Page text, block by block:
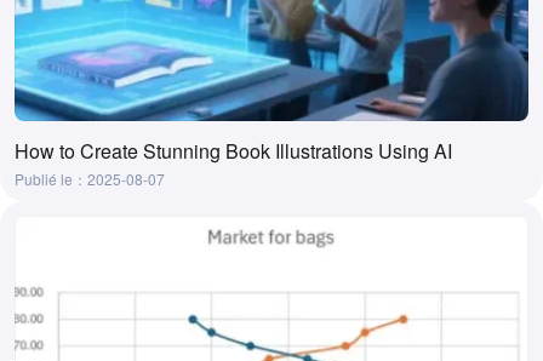
How to Create Stunning Book Illustrations Using AI
Publié le：2025-08-07